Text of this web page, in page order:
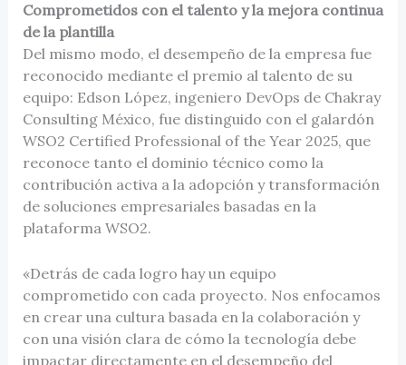
Comprometidos con el talento y la mejora continua
de la plantilla
Del mismo modo, el desempeño de la empresa fue
reconocido mediante el premio al talento de su
equipo: Edson López, ingeniero DevOps de Chakray
Consulting México, fue distinguido con el galardón
WSO2 Certified Professional of the Year 2025, que
reconoce tanto el dominio técnico como la
contribución activa a la adopción y transformación
de soluciones empresariales basadas en la
plataforma WSO2.
«Detrás de cada logro hay un equipo
comprometido con cada proyecto. Nos enfocamos
en crear una cultura basada en la colaboración y
con una visión clara de cómo la tecnología debe
impactar directamente en el desempeño del